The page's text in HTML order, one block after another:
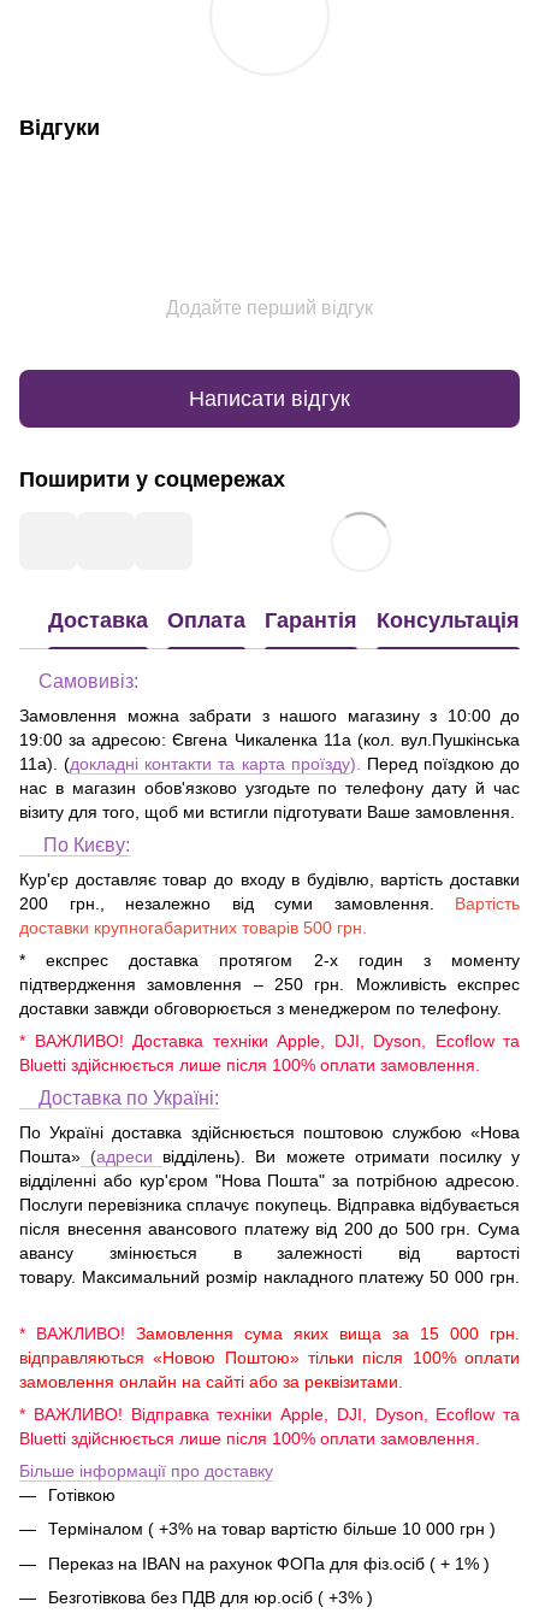
Відгуки
Додайте перший відгук
Написати відгук
Поширити у соцмережах
Доставка Оплата Гарантія Консультація
Самовивіз:
Замовлення можна забрати з нашого магазину з 10:00 до
19:00 за адресою:Євгена Чикаленка 11а (кол. вул.Пушкінська
11а) . (докладні контакти та карта проїзду). Перед поїздкою до
нас в магазин обов'язково узгодьте по телефону дату й час
візиту для того, щоб ми встигли підготувати Ваше замовлення.
По Києву:
Кур'єр доставляє товар до входу в будівлю, вартість доставки
200 грн., незалежно від суми замовлення. Вартість
доставки крупногабаритних товарів 500 грн.
* експрес доставка протягом 2-х годин з моменту
підтвердження замовлення – 250 грн. Можливість експрес
доставки завжди обговорюється з менеджером по телефону.
* ВАЖЛИВО! Доставка техніки Apple, DJI, Dyson, Ecoflow та
Bluetti здійснюється лише після 100% оплати замовлення.
Доставка по Україні:
По Україні доставка здійснюється поштовою службою «Нова
Пошта» (адреси
відділень). Ви можете отримати посилку у
відділенні або кур'єром "Нова Пошта" за потрібною адресою.
Послуги перевізника сплачує покупець. Відправка відбувається
після внесення авансового платежу від 200 до 500 грн. Сума
авансу змінюється в залежності від вартості
товару. Максимальний розмір накладного платежу 50 000 грн.
* ВАЖЛИВО! Замовлення сума яких вища за 15 000 грн.
відправляються «Новою Поштою» тільки після 100% оплати
замовлення онлайн на сайті або за реквізитами.
* ВАЖЛИВО! Відправка техніки Apple, DJI, Dyson, Ecoflow та
Bluetti здійснюється лише після 100% оплати замовлення.
Більше інформації про доставку
Готівкою
Терміналом ( +3% на товар вартістю більше 10 000 грн )
Переказ на IBAN на рахунок ФОПа для фіз.осіб ( + 1% )
Безготівкова без ПДВ для юр.осіб ( +3% )